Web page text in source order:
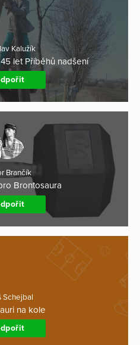
Kalužík
let Příběhů nadšení
Brančík
Brontosaura
Schejbal
na kole